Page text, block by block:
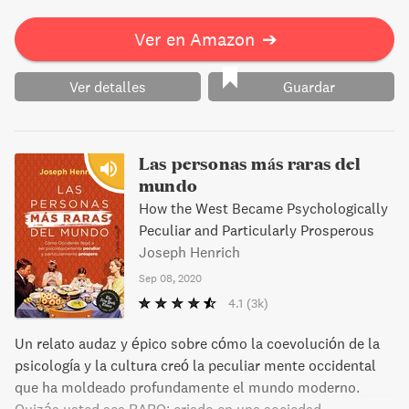
el optimismo pero, al menos, ahora sabemos que este es
un objetivo que está a nuestro alcance. En definitiva, esta
nueva obra de Steven Pinker abre una nueva perspectiva a
las ciencias y a nuestra idea del hombre. Y es que la
sería estupendo saber, con toda exactitud, qué es.
Ver en Amazon ➔
Ver detalles Guardar
Las personas más raras del
mundo
How the West Became Psychologically
Peculiar and Particularly Prosperous
Joseph Henrich
Sep 08, 2020
4.1 (3k)
Un relato audaz y épico sobre cómo la coevolución de la
psicología y la cultura creó la peculiar mente occidental
que ha moldeado profundamente el mundo moderno.